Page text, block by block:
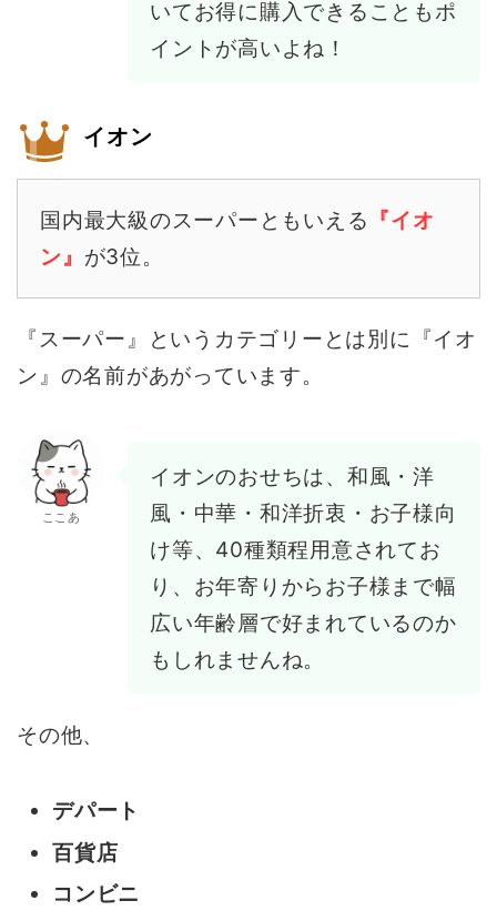
いてお得に購入できることもポ
イントが高いよね！
イオン
国内最大級のスーパーともいえる 『イオ
ン』 が3位。
『スーパー』というカテゴリーとは別に『イオ
ン』の名前があがっています。
ここあ
イオンのおせちは、和風・洋
風・中華・和洋折衷・お子様向
け等、40種類程用意されてお
り、お年寄りからお子様まで幅
広い年齢層で好まれているのか
もしれませんね。
その他、
デパート
百貨店
コンビニ